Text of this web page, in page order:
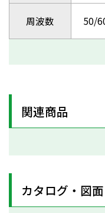
周波数 50/
関連商品
カタログ・図